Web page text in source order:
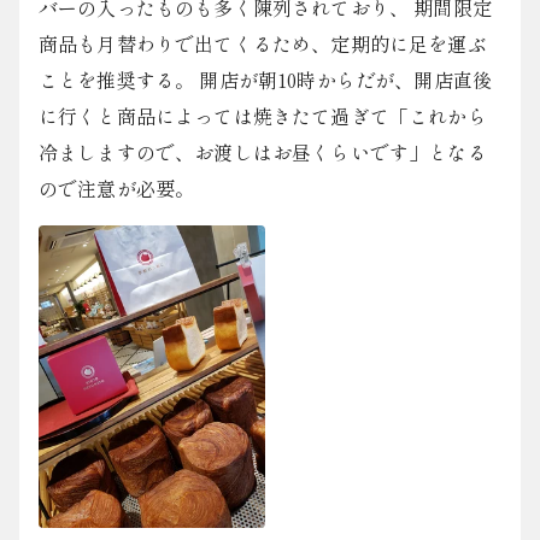
バーの入ったものも多く陳列されており、 期間限定
商品も月替わりで出てくるため、定期的に足を運ぶ
ことを推奨する。 開店が朝10時からだが、開店直後
に行くと商品によっては焼きたて過ぎて「これから
冷ましますので、お渡しはお昼くらいです」となる
ので注意が必要。